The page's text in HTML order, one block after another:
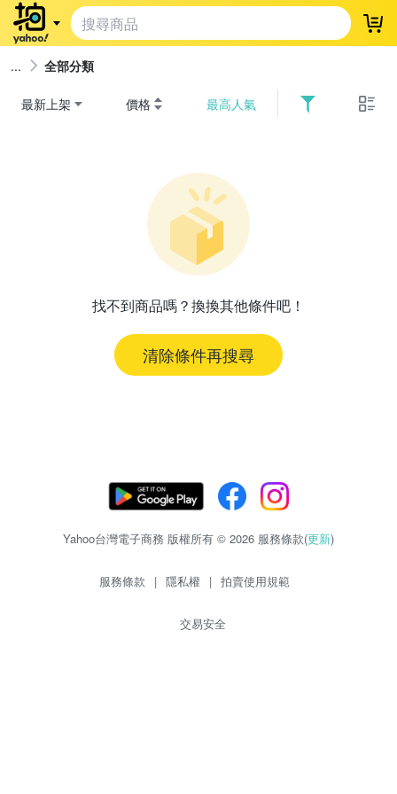
登
全部分類
最新上架 價格 最高人氣
找不到商品嗎？換換其他條件吧！
清除條件再搜尋
Yahoo台灣電子商務 版權所有 © 2026 服務條款(更新)
服務條款 | 隱私權 | 拍賣使用規範
交易安全